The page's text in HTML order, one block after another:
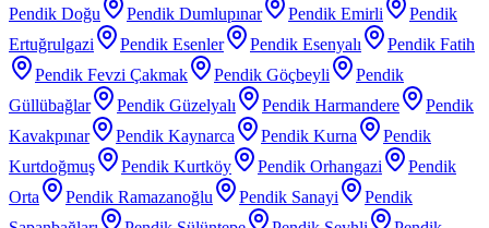
Pendik Doğu
Pendik Dumlupınar Pendik Emirli
Pendik
Ertuğrulgazi
Pendik Esenler Pendik Esenyalı
Pendik Fatih
Pendik Fevzi Çakmak
Pendik Göçbeyli
Pendik
Güllübağlar
Pendik Güzelyalı Pendik Harmandere
Pendik
Kavakpınar
Pendik Kaynarca Pendik Kurna
Pendik
Kurtdoğmuş
Pendik Kurtköy Pendik Orhangazi
Pendik
Orta
Pendik Ramazanoğlu Pendik Sanayi
Pendik